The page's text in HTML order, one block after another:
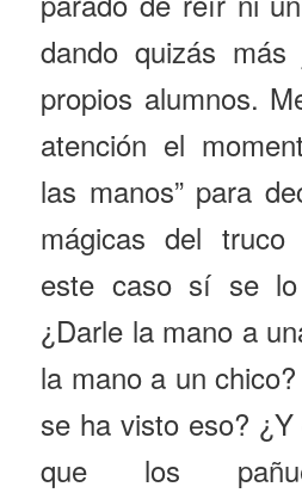
dando quizás
propios alumnos.
atención el
las manos” para
mágicas del
este caso sí se lo
¿Darle la mano a
la mano a un
se ha visto eso?
que los